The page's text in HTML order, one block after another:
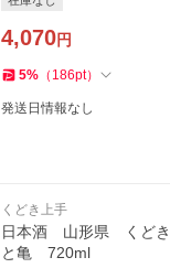
4,070円
5% （ 186pt）
発送日情報なし
くどき上手
日本酒 山形県 くど
と亀 720ml